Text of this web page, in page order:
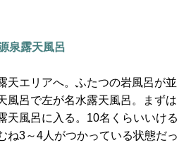
泉露天風呂
天エリアへ。ふたつの岩風呂が並
風呂で左が名水露天風呂。まずは
天風呂に入る。10名くらいいける
ね3～4人がつかっている状態だっ